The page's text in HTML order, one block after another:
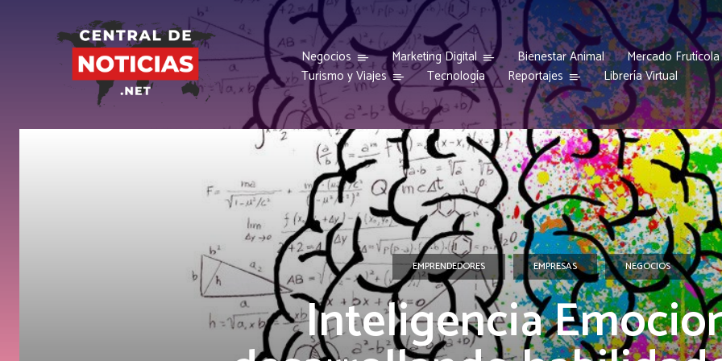
Negocios Marketing Digital Bienestar Animal
Mercado Frutícola
Turismo y Viajes
Tecnología Reportajes Librería Virtual
EMPRENDEDORES EMPRESAS NEGOCIOS
Inteligencia